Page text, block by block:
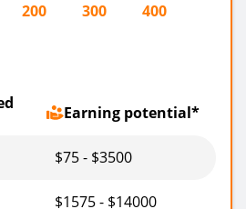
200 300 400
Earning potential*
$75 - $3500
$1575 - $14000